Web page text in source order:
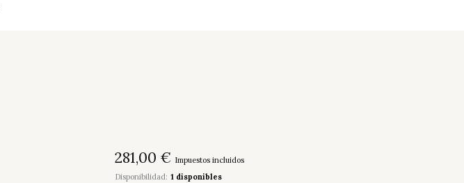
281,00 € Impuestos incluidos
Disponibilidad: 1 disponibles